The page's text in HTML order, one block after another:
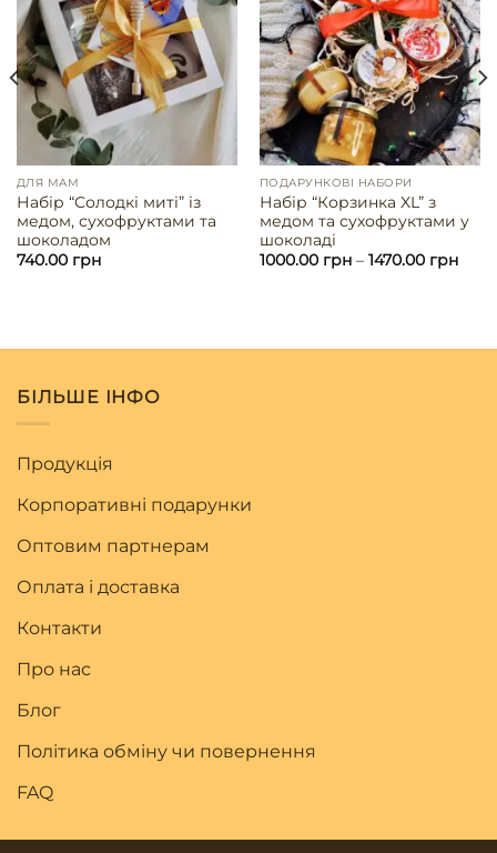
ДЛЯ МАМ
Набір “Солодкі миті” із
медом, сухофруктами та
шоколадом
740.00 грн
ПОДАРУНКОВІ НАБОРИ
Набір “Корзинка XL” з
медом та сухофруктами у
шоколаді
1000.00 грн– 1470.00 грн
БІЛЬШЕ ІНФО
Продукція
Корпоративні подарунки
Оптовим партнерам
Оплата і доставка
Контакти
Про нас
Блог
Політика обміну чи повернення
FAQ